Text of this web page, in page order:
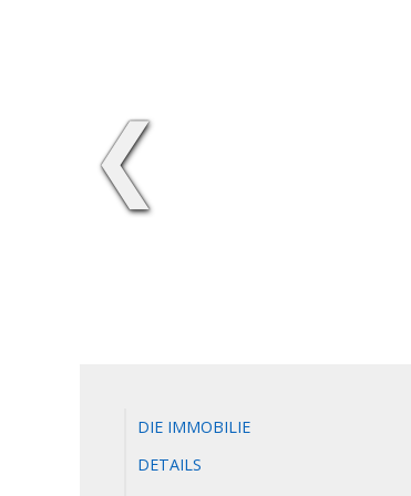
❮
DIE IMMOBILIE
DETAILS